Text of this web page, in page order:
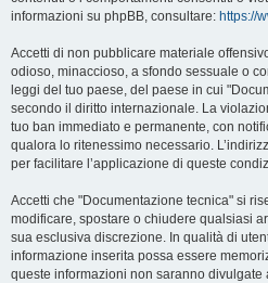
informazioni su phpBB, consultare: https://
Accetti di non pubblicare materiale
odioso, minaccioso, a sfondo sessuale o
leggi del tuo paese, del paese in cui
secondo il diritto internazionale. La
tuo ban immediato e permanente, con
qualora lo ritenessimo necessario.
per facilitare l’applicazione di queste
Accetti che "Documentazione tecnica" si
modificare, spostare o chiudere qualsiasi
sua esclusiva discrezione. In qualità di
informazione inserita possa essere
queste informazioni non saranno divulgate